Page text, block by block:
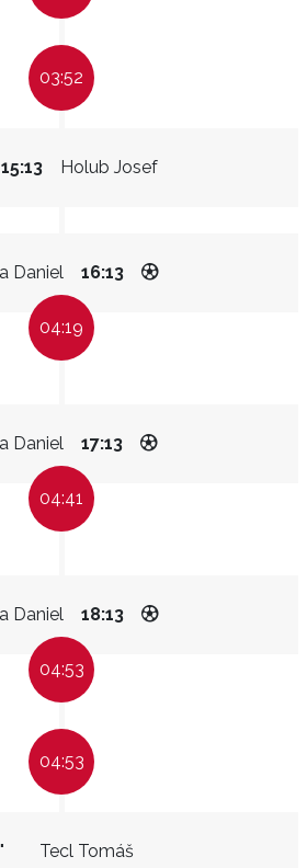
03:52
Holub Josef
15:13
Daniel 16:13
04:19
Daniel 17:13
04:41
Daniel 18:13
04:53
04:53
Tecl Tomáš